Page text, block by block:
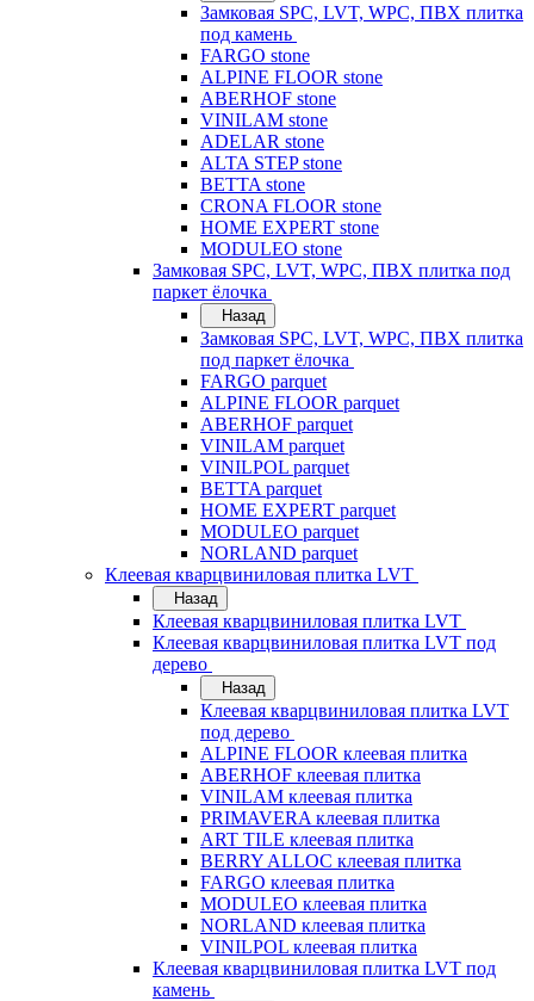
Замковая SPC, LVT, WPC, ПВХ плитка
под камень
FARGO stone
ALPINE FLOOR stone
ABERHOF stone
VINILAM stone
ADELAR stone
ALTA STEP stone
BETTA stone
CRONA FLOOR stone
HOME EXPERT stone
MODULEO stone
Замковая SPC, LVT, WPC, ПВХ плитка под
паркет ёлочка
Назад
Замковая SPC, LVT, WPC, ПВХ плитка
под паркет ёлочка
FARGO parquet
ALPINE FLOOR parquet
ABERHOF parquet
VINILAM parquet
VINILPOL parquet
BETTA parquet
HOME EXPERT parquet
MODULEO parquet
NORLAND parquet
Клеевая кварцвиниловая плитка LVT
Назад
Клеевая кварцвиниловая плитка LVT
Клеевая кварцвиниловая плитка LVT под
дерево
Назад
Клеевая кварцвиниловая плитка LVT
под дерево
ALPINE FLOOR клеевая плитка
ABERHOF клеевая плитка
VINILAM клеевая плитка
PRIMAVERA клеевая плитка
ART TILE клеевая плитка
BERRY ALLOC клеевая плитка
FARGO клеевая плитка
MODULEO клеевая плитка
NORLAND клеевая плитка
VINILPOL клеевая плитка
Клеевая кварцвиниловая плитка LVT под
камень